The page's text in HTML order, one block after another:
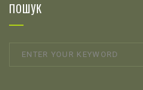
ПОШУК